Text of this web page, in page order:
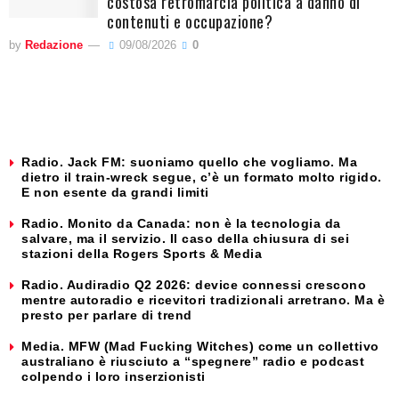
contenuti e occupazione?
by Redazione 09/08/2026 0
Radio. Jack FM: suoniamo quello che vogliamo. Ma
dietro il train-wreck segue, c’è un formato molto rigido.
E non esente da grandi limiti
Radio. Monito da Canada: non è la tecnologia da
salvare, ma il servizio. Il caso della chiusura di sei
stazioni della Rogers Sports & Media
Radio. Audiradio Q2 2026: device connessi crescono
mentre autoradio e ricevitori tradizionali arretrano. Ma è
presto per parlare di trend
Media. MFW (Mad Fucking Witches) come un collettivo
australiano è riusciuto a “spegnere” radio e podcast
colpendo i loro inserzionisti